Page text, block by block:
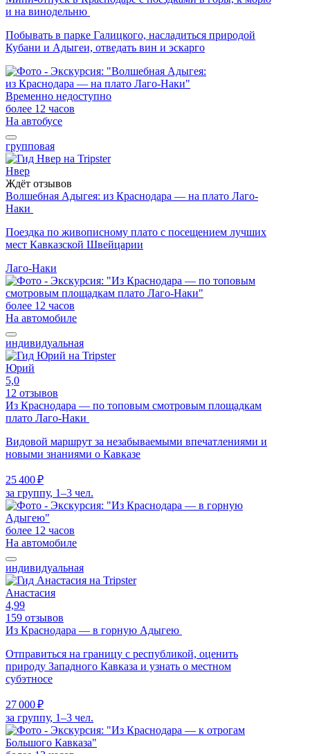
и на винодельню
Побывать в парке Галицкого, насладиться природой
Кубани и Адыгеи, отведать вин и эскарго
Временно недоступно
более 12 часов
На автобусе
групповая
Нвер
Ждёт отзывов
Волшебная Адыгея: из Краснодара — на плато Лаго-
Наки
Поездка по живописному плато с посещением лучших
мест Кавказской Швейцарии
Лаго-Наки
более 12 часов
На автомобиле
индивидуальная
Юрий
5,0
12 отзывов
Из Краснодара — по топовым смотровым площадкам
плато Лаго-Наки
Видовой маршрут за незабываемыми впечатлениями и
новыми знаниями о Кавказе
25 400 ₽
за группу, 1–3 чел.
более 12 часов
На автомобиле
индивидуальная
Анастасия
4,99
159 отзывов
Из Краснодара — в горную Адыгею
Отправиться на границу с республикой, оценить
природу Западного Кавказа и узнать о местном
субэтносе
27 000 ₽
за группу, 1–3 чел.